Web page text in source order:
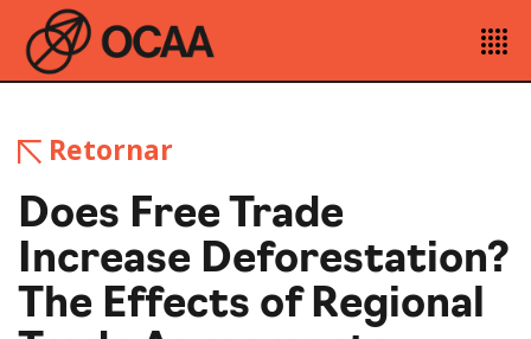
Retornar
Does Free Trade
Increase Deforestation?
The Effects of Regional